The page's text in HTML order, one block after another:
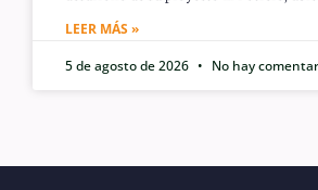
LEER MÁS »
5 de agosto de 2026
No hay